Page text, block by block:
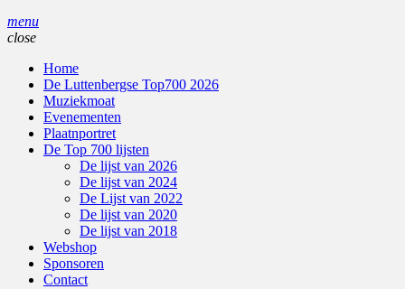
menu
close
Home
De Luttenbergse Top700 2026
Muziekmoat
Evenementen
Plaatnportret
De Top 700 lijsten
De lijst van 2026
De lijst van 2024
De Lijst van 2022
De lijst van 2020
De lijst van 2018
Webshop
Sponsoren
Contact